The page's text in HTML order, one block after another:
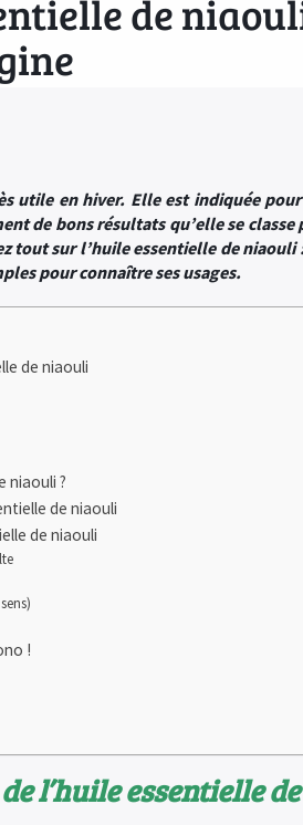
de
utile en hiver. Elle est indiquée
de bons résultats qu’elle se
tout sur l’huile essentielle de
pour connaître ses usages.
de niaouli
niaouli ?
de niaouli
de niaouli
!
l’huile essentielle de